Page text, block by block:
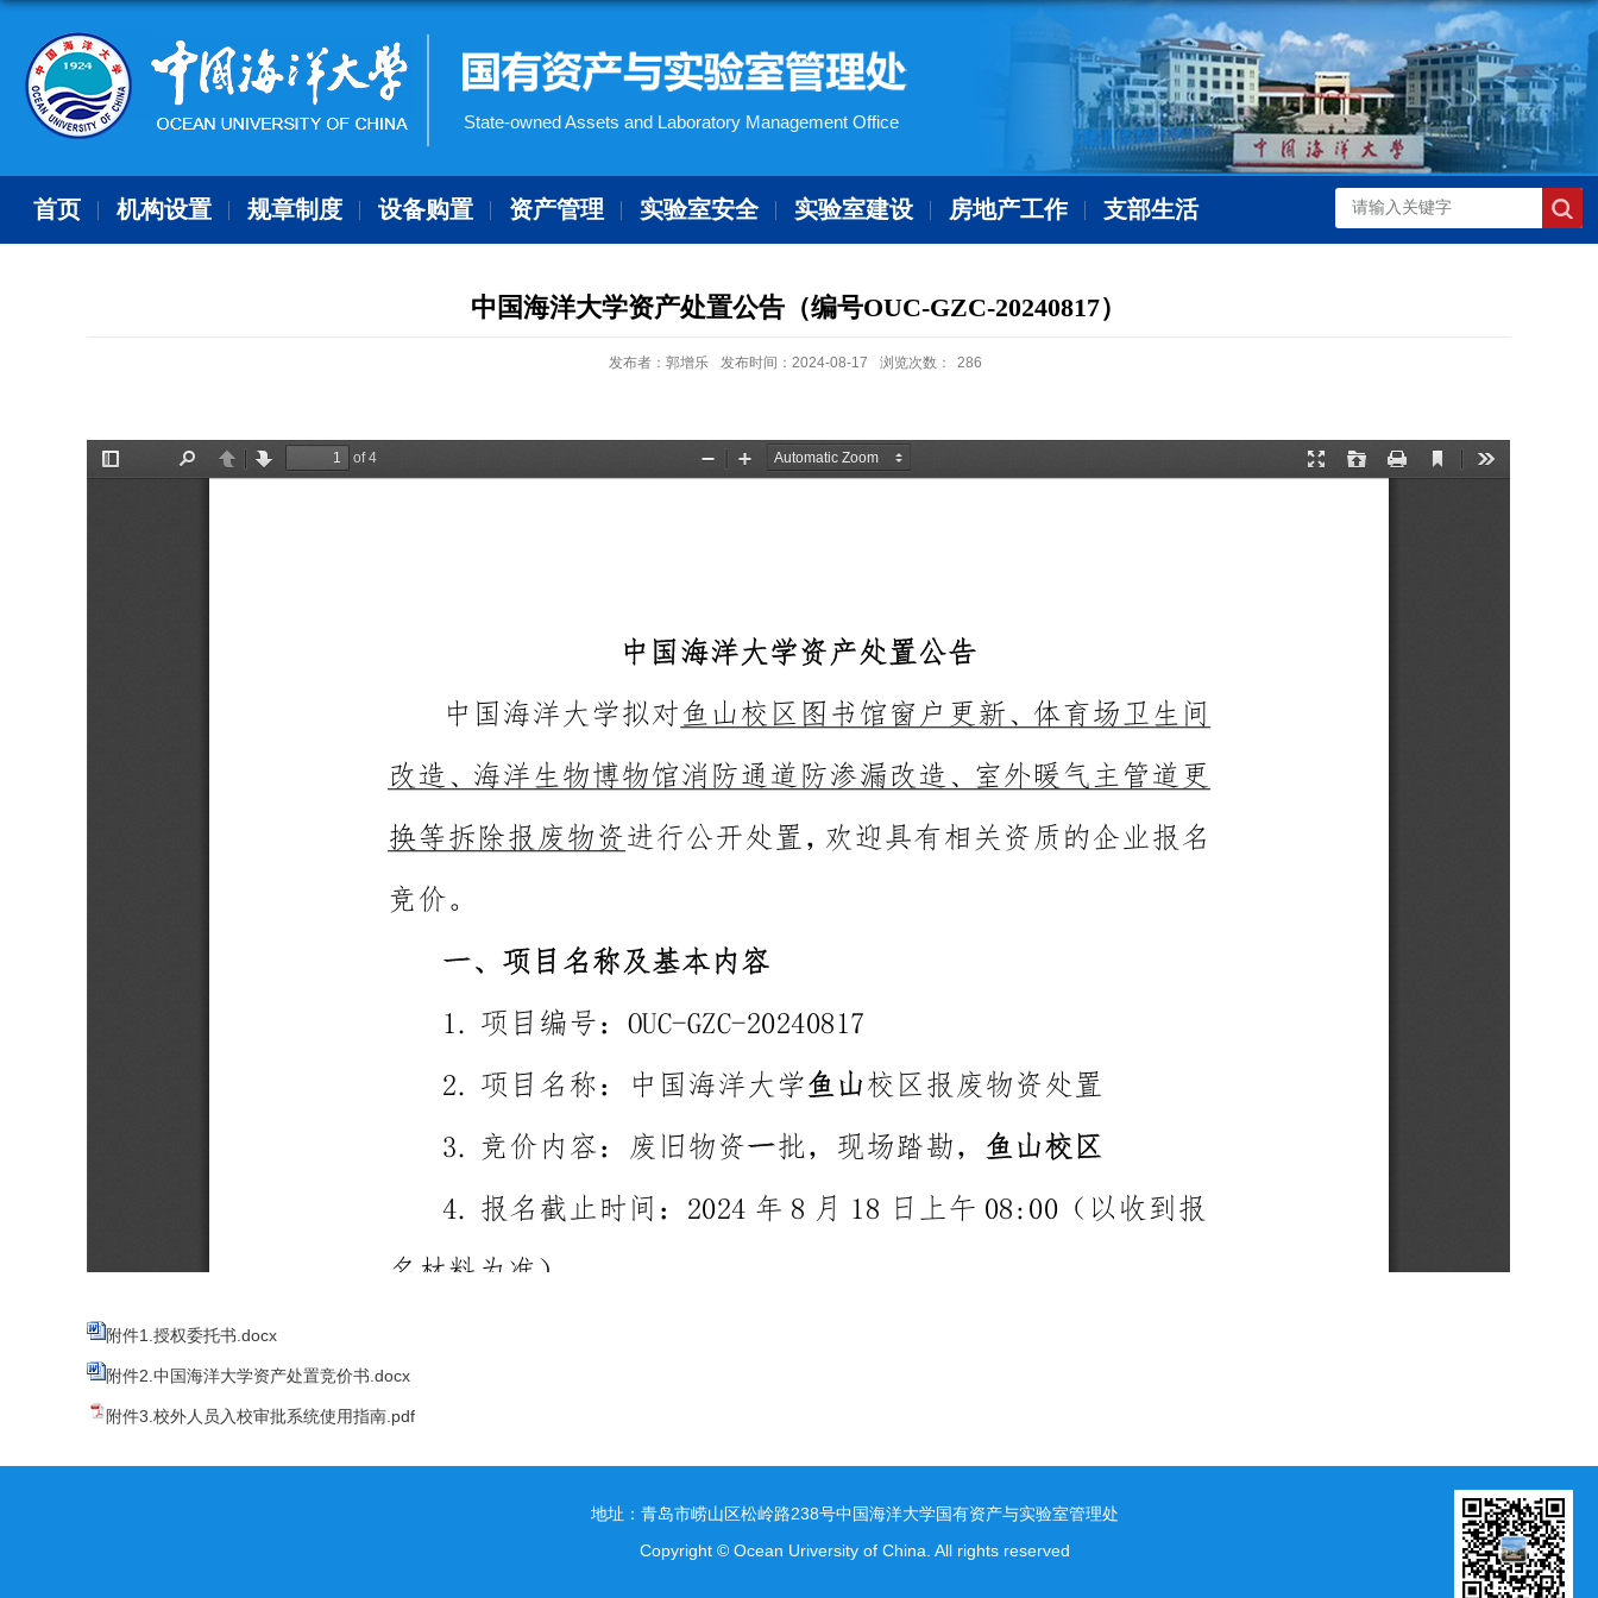
State-owned Assets and Laboratory Management Office
首页 机构设置 规章制度 设备购置 资产管理 实验室安全 实验室建设 房地产工作 支部生活
中国海洋大学资产处置公告（编号OUC-GZC-20240817）
发布者：郭增乐 发布时间：2024-08-17 浏览次数： 286
附件1.授权委托书.docx
附件2.中国海洋大学资产处置竞价书.docx
附件3.校外人员入校审批系统使用指南.pdf
地址：青岛市崂山区松岭路238号中国海洋大学国有资产与实验室管理处
Copyright © Ocean Uriversity of China. All rights reserved